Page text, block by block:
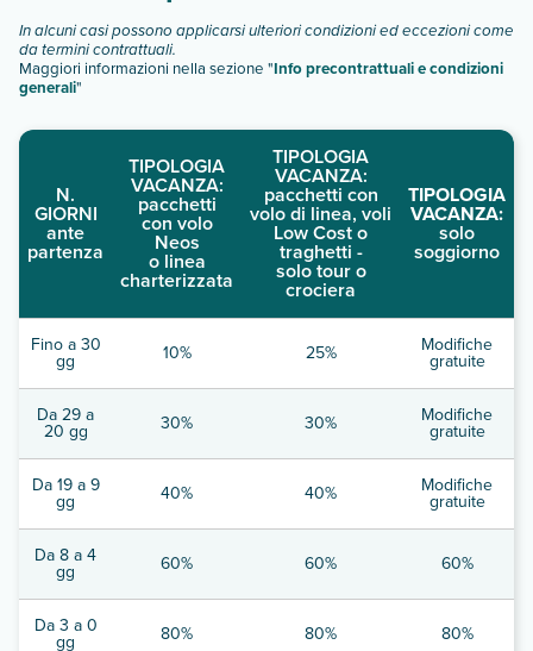
In alcuni casi possono applicarsi ulteriori condizioni ed eccezioni come
da termini contrattuali.
Maggiori informazioni nella sezione "Info precontrattuali e condizioni
generali"
N.
GIORNI
ante
partenza
TIPOLOGIA
VACANZA:
pacchetti
con volo
Neos
o linea
charterizzata
TIPOLOGIA
VACANZA:
pacchetti con
volo di linea, voli
Low Cost o
traghetti -
solo tour o
crociera
TIPOLOGIA
VACANZA:
solo
soggiorno
Fino a 30
gg 10% 25% Modifiche
gratuite
Da 29 a
20 gg 30% 30% Modifiche
gratuite
Da 19 a 9
gg 40% 40% Modifiche
gratuite
Da 8 a 4
gg 60% 60% 60%
Da 3 a 0
gg 80% 80% 80%